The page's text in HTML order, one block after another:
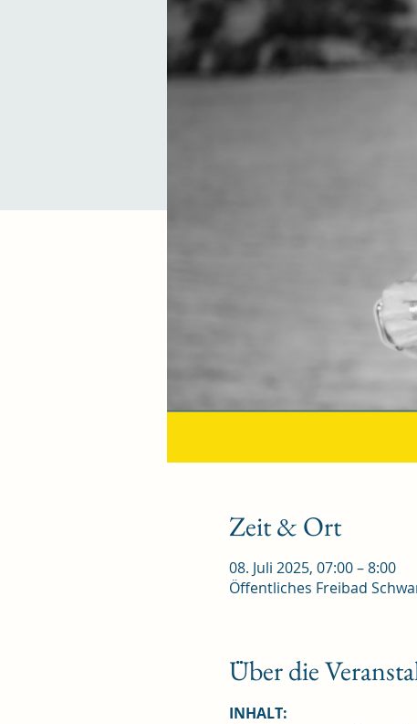
Zeit & Ort
08. Juli 2025, 07:00 – 8:00
Öffentliches Freibad
Über die
INHALT: